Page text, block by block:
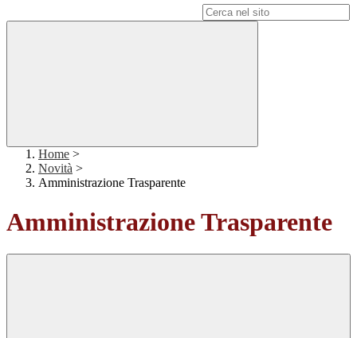
Home >
Novità >
Amministrazione Trasparente
Amministrazione Trasparente